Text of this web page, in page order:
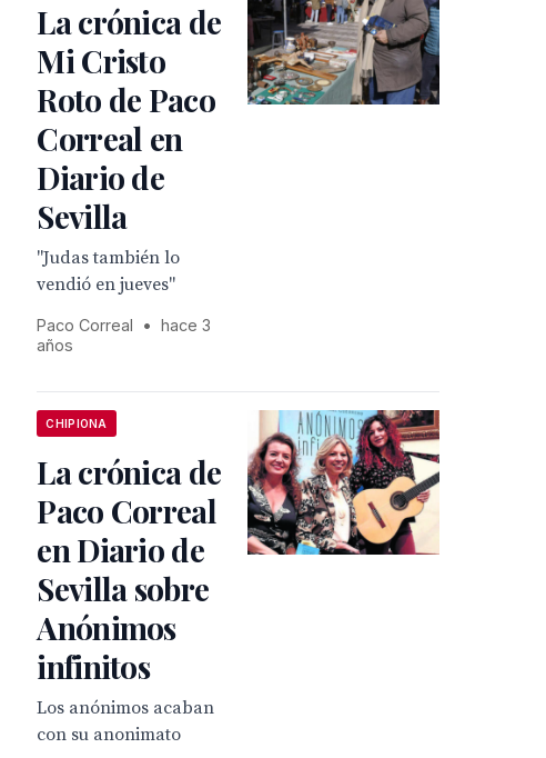
La crónica de
Mi Cristo
Roto de Paco
Correal en
Diario de
Sevilla
"Judas también lo
vendió en jueves"
Paco Correal •
hace 3
años
CHIPIONA
La crónica de
Paco Correal
en Diario de
Sevilla sobre
Anónimos
infinitos
Los anónimos acaban
con su anonimato